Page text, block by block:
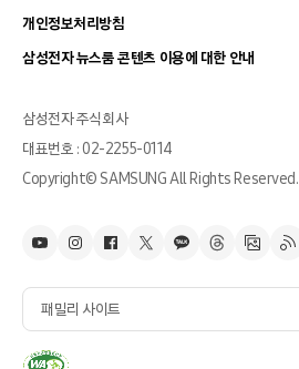
개인정보처리방침
삼성전자 뉴스룸 콘텐츠 이용에 대한 안내
삼성전자 주식회사
대표번호 : 02-2255-0114
Copyright© SAMSUNG All Rights Reserved.
패밀리 사이트